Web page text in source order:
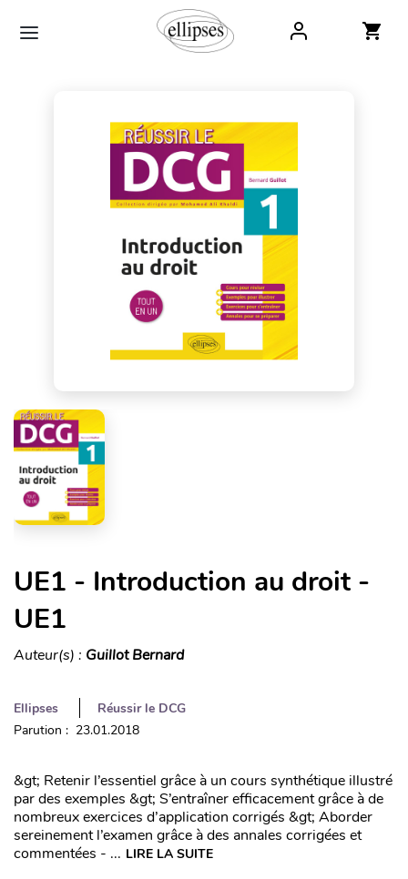
UE1 - Introduction au droit -
UE1
Auteur(s) : Guillot Bernard
Ellipses
Réussir le DCG
Parution : 23.01.2018
&gt; Retenir l’essentiel grâce à un cours synthétique illustré
par des exemples &gt; S’entraîner efficacement grâce à de
nombreux exercices d’application corrigés &gt; Aborder
sereinement l’examen grâce à des annales corrigées et
commentées - ... LIRE LA SUITE